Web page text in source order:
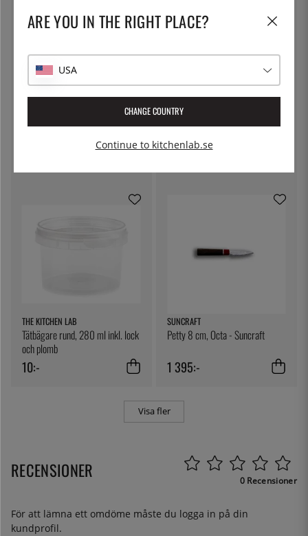
Tournierkniv 7cm, Senzo -
SUNCRAFT
Petty 9 cm, Warikome - Suncraft
THE KITCHEN LAB
Tätbägare rund, 280 ml inkl. lock
och plomb
10:-
SUNCRAFT
Petty 8 cm, Octa - Suncraft
1 395:-
Visa fler
RECENSIONER 0 Recensioner
För att lämna ett omdöme måste du logga in på din
kundprofil.
ARE YOU IN THE RIGHT PLACE?
USA
CHANGE COUNTRY
Continue to kitchenlab.se